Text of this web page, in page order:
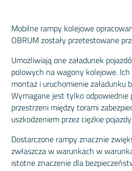
Mobilne rampy kolejowe
OBRUM zostały przetestowane
Umożliwiają one załadunek
polowych na wagony kolejowe.
montaż i uruchomienie załadunku
Wymagane jest tylko odpowiednie
przestrzeni między torami
uszkodzeniem przez ciężkie
Dostarczone rampy znacznie
zwłaszcza w warunkach w
istotne znaczenie dla